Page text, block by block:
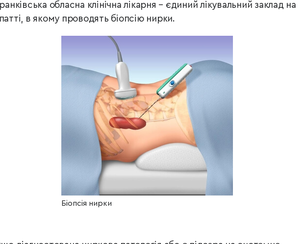
обласна клінічна лікарня – єдиний лікувальний заклад на
в якому проводять біопсію нирки.
Біопсія нирки